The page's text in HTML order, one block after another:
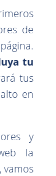
de
tu
tus
en
y
la
vamos